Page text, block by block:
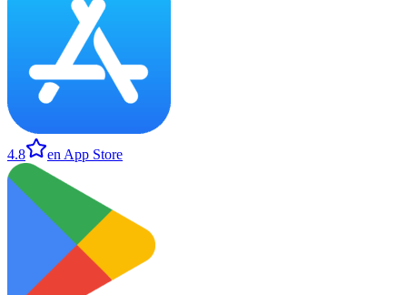
4.8 en App Store